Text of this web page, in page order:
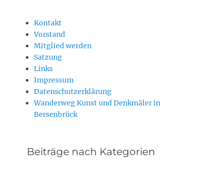
Kontakt
Vorstand
Mitglied werden
Satzung
Links
Impressum
Datenschutzerklärung
Wanderweg Kunst und Denkmäler in
Bersenbrück
Beiträge nach Kategorien